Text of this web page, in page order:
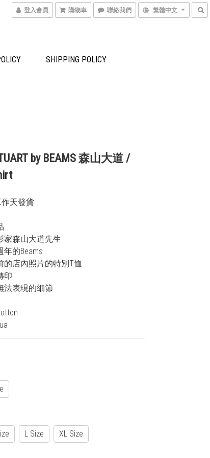
登入會員 購物車 聯絡我們 繁體中文
SHIPPING POLICY
by BEAMS 森山大道 /
作天發貨
家森山大道先生
年的Beams
的店內照片的特別T恤
印
法表現的細節
L Size XL Size